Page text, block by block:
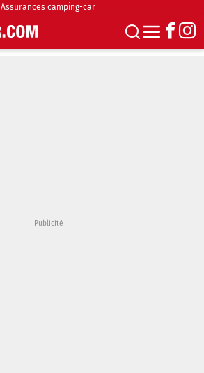
Assurances camping-car